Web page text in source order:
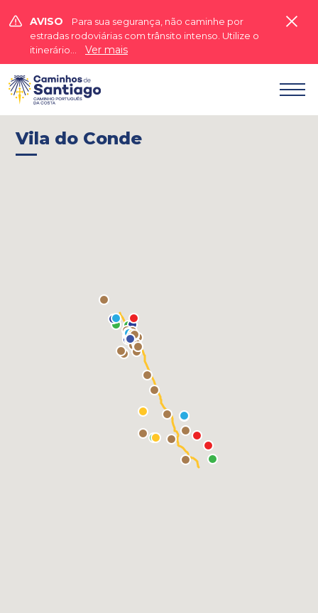
 AVISO
Para sua segurança, não caminhe por
estradas rodoviárias com trânsito intenso. Utilize o
itinerário...
Ver mais


Vila do Conde